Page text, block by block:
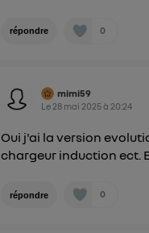
répondre 0
mimi59
Le 28 mai 2025à 20:24
Oui j'ai la version
chargeur induction ect.
répondre 0